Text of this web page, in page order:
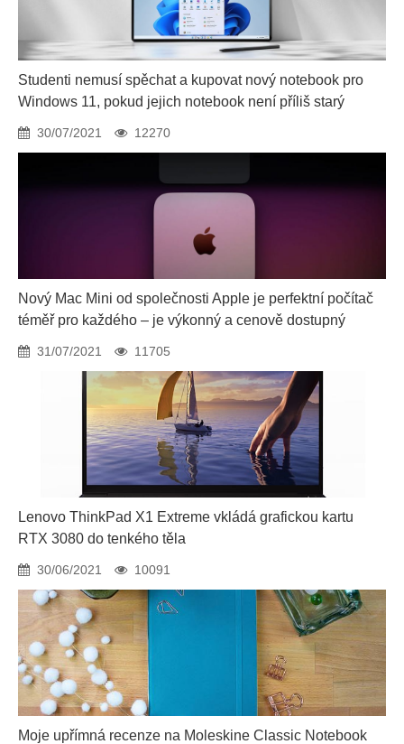
Studenti nemusí spěchat a kupovat nový notebook pro
Windows 11, pokud jejich notebook není příliš starý
30/07/2021 12270
Nový Mac Mini od společnosti Apple je perfektní počítač
téměř pro každého – je výkonný a cenově dostupný
31/07/2021 11705
Lenovo ThinkPad X1 Extreme vkládá grafickou kartu
RTX 3080 do tenkého těla
30/06/2021 10091
Moje upřímná recenze na Moleskine Classic Notebook